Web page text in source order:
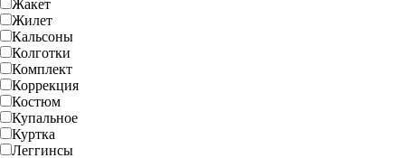
Жакет
Жилет
Кальсоны
Колготки
Комплект
Коррекция
Костюм
Купальное
Куртка
Леггинсы